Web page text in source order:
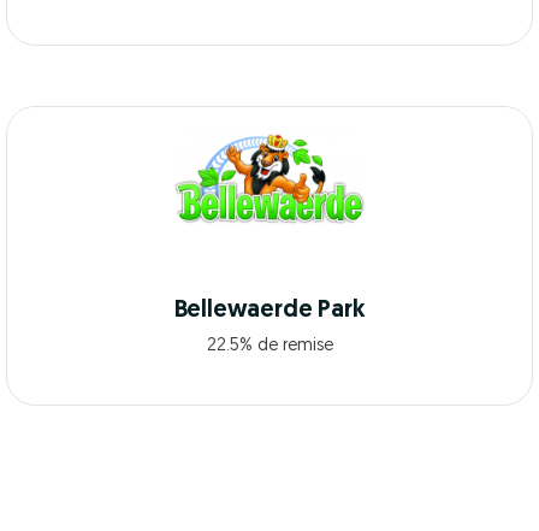
Bellewaerde Park
22.5% de remise